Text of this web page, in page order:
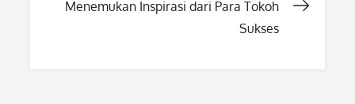
Menemukan Inspirasi dari Para Tokoh
Sukses